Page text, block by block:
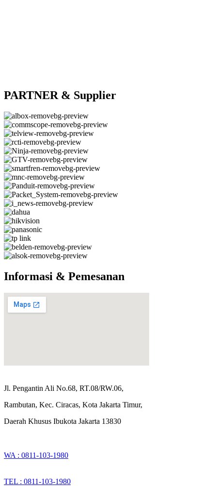
PARTNER & Supplier
Informasi & Pemesanan
Jl. Pengantin Ali No.68, RT.08/RW.06,
Rambutan, Kec. Ciracas, Kota Jakarta Timur,
Daerah Khusus Ibukota Jakarta 13830
WA : 0811-103-1980
TEL : 0811-103-1980